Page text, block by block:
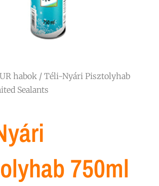
habok / Téli-Nyári Pisztolyhab
Sealants
750ml